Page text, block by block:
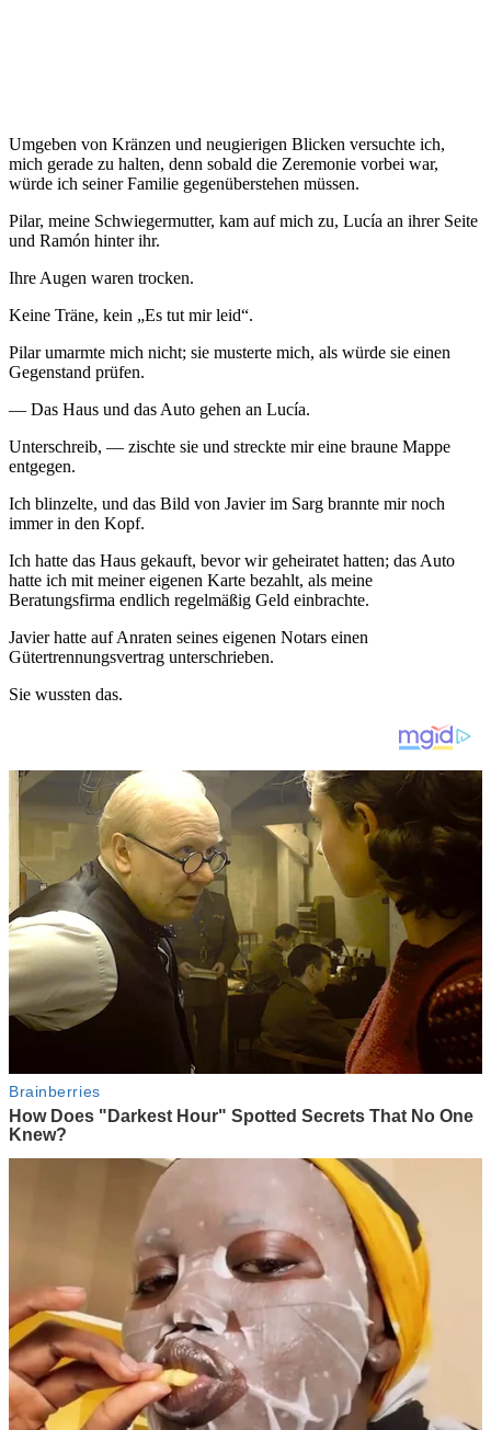
Umgeben von Kränzen und neugierigen Blicken versuchte ich,
mich gerade zu halten, denn sobald die Zeremonie vorbei war,
würde ich seiner Familie gegenüberstehen müssen.
Pilar, meine Schwiegermutter, kam auf mich zu, Lucía an ihrer Seite
und Ramón hinter ihr.
Ihre Augen waren trocken.
Keine Träne, kein „Es tut mir leid“.
Pilar umarmte mich nicht; sie musterte mich, als würde sie einen
Gegenstand prüfen.
— Das Haus und das Auto gehen an Lucía.
Unterschreib, — zischte sie und streckte mir eine braune Mappe
entgegen.
Ich blinzelte, und das Bild von Javier im Sarg brannte mir noch
immer in den Kopf.
Ich hatte das Haus gekauft, bevor wir geheiratet hatten; das Auto
hatte ich mit meiner eigenen Karte bezahlt, als meine
Beratungsfirma endlich regelmäßig Geld einbrachte.
Javier hatte auf Anraten seines eigenen Notars einen
Gütertrennungsvertrag unterschrieben.
Sie wussten das.